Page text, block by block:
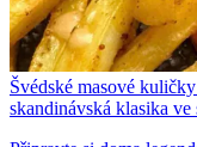
Švédské masové
skandinávská klasika